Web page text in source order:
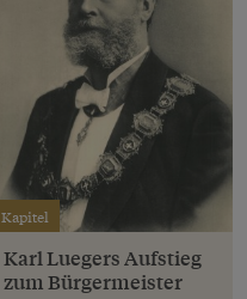
Kapitel
Karl Luegers Aufstieg
zum Bürgermeister